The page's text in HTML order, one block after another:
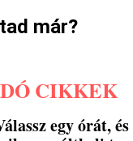
már?
CIKKEK
egy órát,